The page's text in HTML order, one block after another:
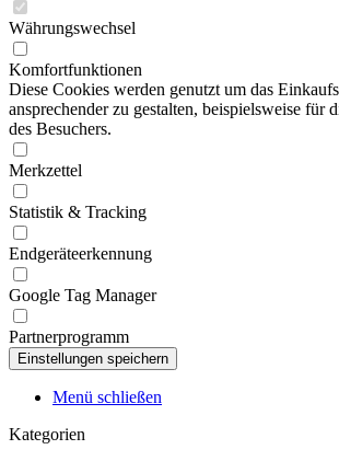
Währungswechsel
Komfortfunktionen
Diese Cookies werden genutzt um das
ansprechender zu gestalten, beispielsweise für
des Besuchers.
Merkzettel
Statistik & Tracking
Endgeräteerkennung
Google Tag Manager
Partnerprogramm
Menü schließen
Kategorien